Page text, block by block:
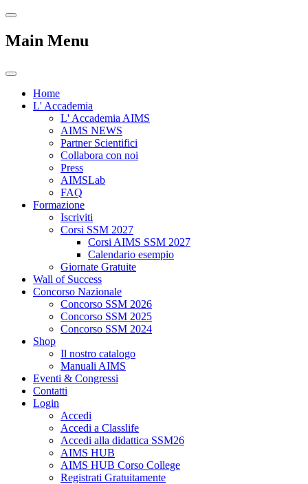
Main Menu
Home
L' Accademia
L' Accademia AIMS
AIMS NEWS
Partner Scientifici
Collabora con noi
Press
AIMSLab
FAQ
Formazione
Iscriviti
Corsi SSM 2027
Corsi AIMS SSM 2027
Calendario esempio
Giornate Gratuite
Wall of Success
Concorso Nazionale
Concorso SSM 2026
Concorso SSM 2025
Concorso SSM 2024
Shop
Il nostro catalogo
Manuali AIMS
Eventi & Congressi
Contatti
Login
Accedi
Accedi a Classlife
Accedi alla didattica SSM26
AIMS HUB
AIMS HUB Corso College
Registrati Gratuitamente